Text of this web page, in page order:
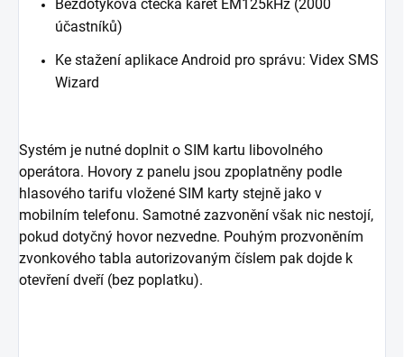
Bezdotyková čtečka karet EM125kHz (2000
účastníků)
Ke stažení aplikace Android pro správu: Videx SMS
Wizard
Systém je nutné doplnit o SIM kartu libovolného
operátora. Hovory z panelu jsou zpoplatněny podle
hlasového tarifu vložené SIM karty stejně jako v
mobilním telefonu. Samotné zazvonění však nic nestojí,
pokud dotyčný hovor nezvedne. Pouhým prozvoněním
zvonkového tabla autorizovaným číslem pak dojde k
otevření dveří (bez poplatku).